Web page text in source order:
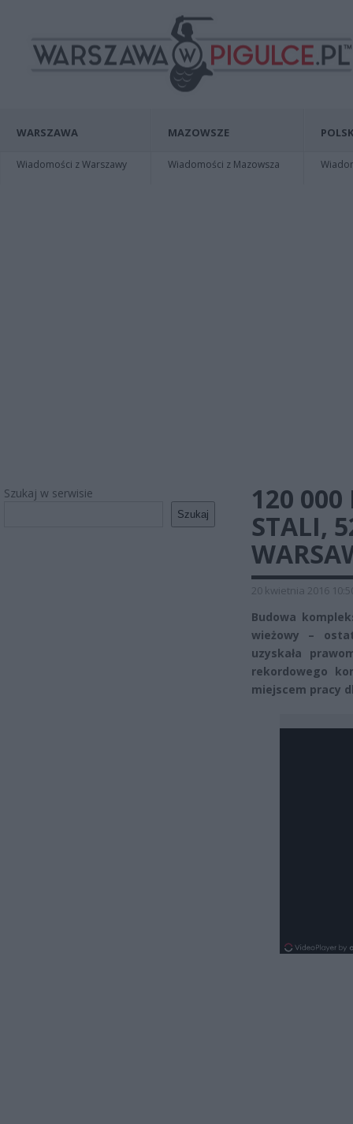
WARSZAWA
Wiadomości z Warszawy
MAZOWSZE
Wiadomości z Mazowsza
Szukaj w serwisie
Szukaj
120
STALI,
20 kwietnia 2016
Budowa
wieżowy –
uzyskała
rekordowego
miejscem pracy